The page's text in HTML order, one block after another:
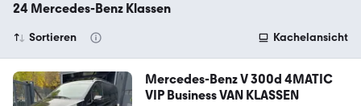
24 Mercedes-Benz Klassen
Sortieren Kachelansicht
Mercedes-Benz V 300d 4MATIC
VIP Business VAN KLASSEN